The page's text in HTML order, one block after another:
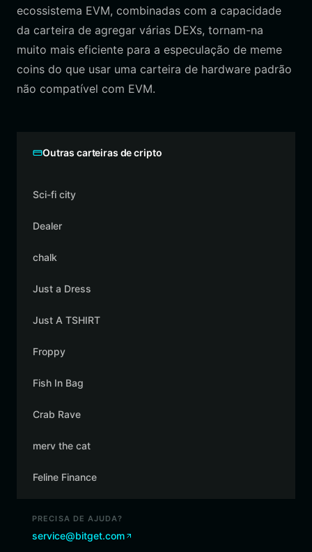
ecossistema EVM, combinadas com a capacidade
da carteira de agregar várias DEXs, tornam-na
muito mais eficiente para a especulação de meme
coins do que usar uma carteira de hardware padrão
não compatível com EVM.
Outras carteiras de cripto
Sci-fi city
Dealer
chalk
Just a Dress
Just A TSHIRT
Froppy
Fish In Bag
Crab Rave
merv the cat
Feline Finance
PRECISA DE AJUDA?
service@bitget.com